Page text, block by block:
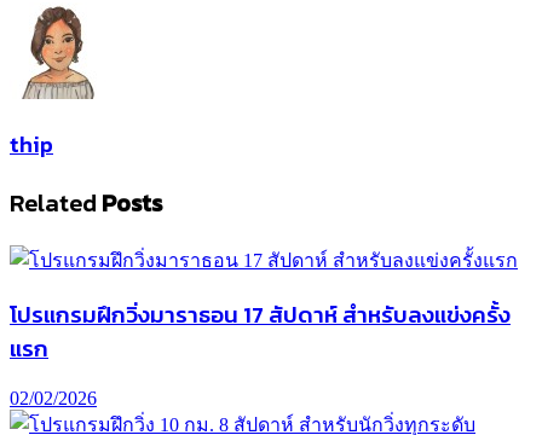
thip
Related Posts
โปรแกรมฝึกวิ่งมาราธอน 17 สัปดาห์ สำหรับลงแข่งครั้ง
แรก
02/02/2026